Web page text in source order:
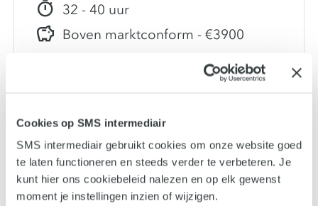
Cookies op SMS intermediair
SMS intermediair gebruikt cookies om onze website goed
te laten functioneren en steeds verder te verbeteren. Je
kunt hier ons cookiebeleid nalezen en op elk gewenst
moment je instellingen inzien of wijzigen.
32 - 40 uur
Boven marktconform - €3900
Flexo-drukker in Reusel - regio Tilburg |
Verpakking | Grafische productie | 3
verpakkingen | A-merken | Nieuwe
locatie 2026 | Operator drukkerij |
Vacature Brabant